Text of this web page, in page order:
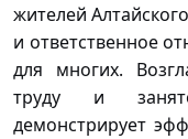
жителей
и ответственное
для многих.
труду и
демонстрирует